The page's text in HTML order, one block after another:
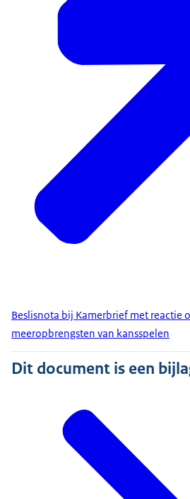
Beslisnota bij Kamerbrief met reactie
meeropbrengsten van kansspelen
Dit document is een